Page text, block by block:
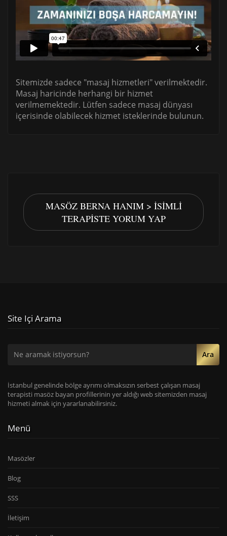
Sitemizde sadece "masaj hizmetleri" verilmektedir.
Masaj haricinde herhangi bir hizmet
verilmemektedir. Lütfen sadece masaj dünyası
içerisinde olabilecek hizmet isteklerinde bulunun.
MASÖZ BERNA HANIM > İSIMLI
TERAPISTE YORUM YAP
Site Içi Arama
Ara
İstanbul genelinde bölge ayrımı olmaksızın serbest çalışan masaj
terapisti masöz bayan profillerinin yer aldığı web sitemizden masaj
hizmeti almak için yararlanabilirsiniz.
Menü
Masözler
Blog
SSS
İletişim